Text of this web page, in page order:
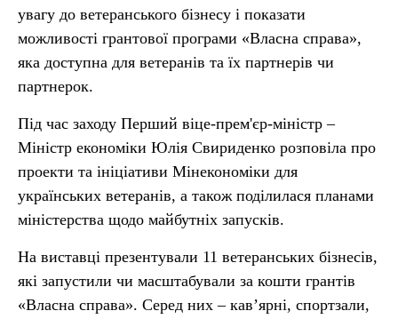
увагу до ветеранського бізнесу і показати
можливості грантової програми «Власна справа»,
яка доступна для ветеранів та їх партнерів чи
партнерок.
Під час заходу Перший віце-прем'єр-міністр –
Міністр економіки Юлія Свириденко розповіла про
проекти та ініціативи Мінекономіки для
українських ветеранів, а також поділилася планами
міністерства щодо майбутніх запусків.
На виставці презентували 11 ветеранських бізнесів,
які запустили чи масштабували за кошти грантів
«Власна справа». Серед них – кав’ярні, спортзали,